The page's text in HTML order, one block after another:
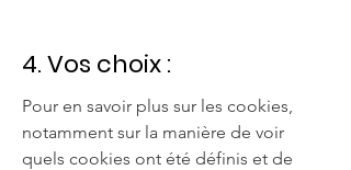
4. Vos choix :
Pour en savoir plus sur les cookies,
notamment sur la manière de voir
quels cookies ont été définis et de